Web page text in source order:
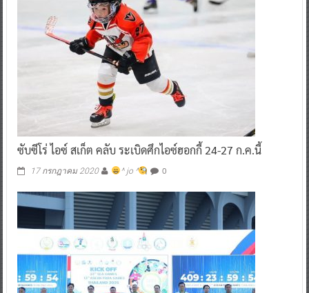
ซับซีโร่ ไอซ์ สเก็ต คลับ ระเบิดศึกไอซ์ฮอกกี้ 24-27 ก.ค.นี้
17 กรกฎาคม 2020 ^ jo ^ 0